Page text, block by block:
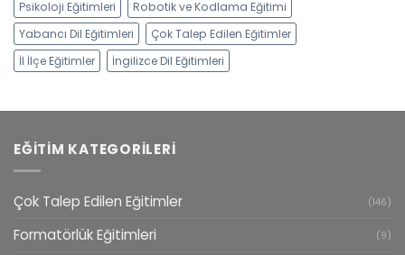
Psikoloji Eğitimleri
Robotik ve Kodlama Eğitimi
Yabancı Dil Eğitimleri
Çok Talep Edilen Eğitimler
İl İlçe Eğitimler
İngilizce Dil Eğitimleri
EĞITIM KATEGORILERI
Çok Talep Edilen Eğitimler (146)
Formatörlük Eğitimleri (9)